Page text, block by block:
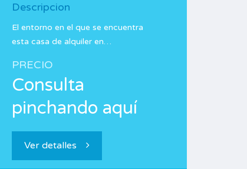
Descripcion
El entorno en el que se encuentra
esta casa de alquiler en…
PRECIO
Consulta
pinchando aquí
Ver detalles